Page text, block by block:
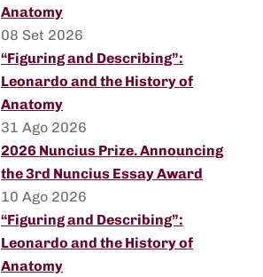
Anatomy
08 Set 2026
“Figuring and Describing”:
Leonardo and the History of
Anatomy
31 Ago 2026
2026 Nuncius Prize. Announcing
the 3rd Nuncius Essay Award
10 Ago 2026
“Figuring and Describing”:
Leonardo and the History of
Anatomy